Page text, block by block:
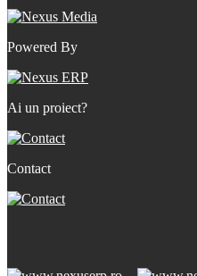
Powered By
Ai un proiect?
Contact